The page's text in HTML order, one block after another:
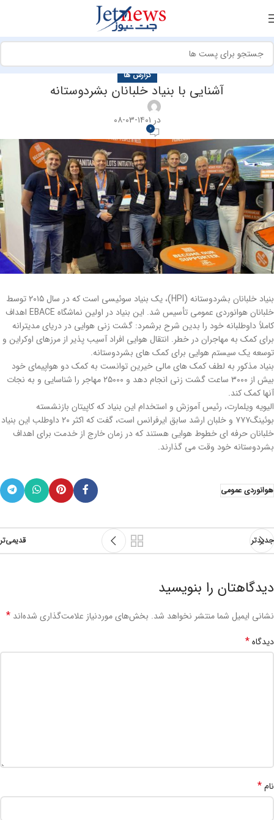
گزارش ها
آشنایی با بنیاد خلبانان بشردوستانه
در ۱۴۰۱-۰۳-۰۸
0
بنیاد خلبانان بشردوستانه (HPI)، یک بنیاد سوئیسی است که در سال ۲۰۱۵ توسط
خلبانان هوانوردی عمومی تأسیس شد. این بنیاد در اولین نماشگاه EBACE اهداف
کاملاً داوطلبانه خود را بدین شرح برشمرد: گشت زنی هوایی در دریای مدیترانه
برای کمک به مهاجران در خطر. انتقال هوایی افراد آسیب پذیر از مرزهای اوکراین و
توسعه یک سیستم هوایی برای کمک های بشردوستانه.
بنیاد مذکور به لطف کمک های مالی خیرین توانست به کمک دو هواپیمای خود
بیش از ۳۰۰۰ ساعت گشت زنی انجام دهد و ۲۵۰۰۰ مهاجر را شناسایی و به نجات
آنها کمک کند.
الیویه ویلمارت، رئیس آموزش و استخدام این بنیاد که کاپیتان بازنشسته
بوئینگ۷۷۷ و خلبان ارشد سابق ایرفرانس است، گفت که اکثر ۲۰ داوطلب این بنیاد
خلبانان حرفه ای خطوط هوایی هستند که در زمان خارج از خدمت برای اهداف
بشردوستانه خود وقت می گذارند.
هوانوردی عمومی
جدیدتر قدیمی‌تر
دیدگاهتان را بنویسید
نشانی ایمیل شما منتشر نخواهد شد. بخش‌های موردنیاز علامت‌گذاری شده‌اند *
دیدگاه*
نام*